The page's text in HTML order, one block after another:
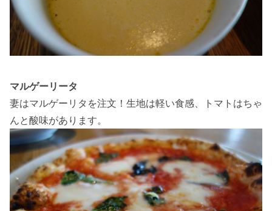
マルゲーリータ
妻はマルゲーリタを注文！生地は軽い食感、トマトはちゃ
んと酸味があります。